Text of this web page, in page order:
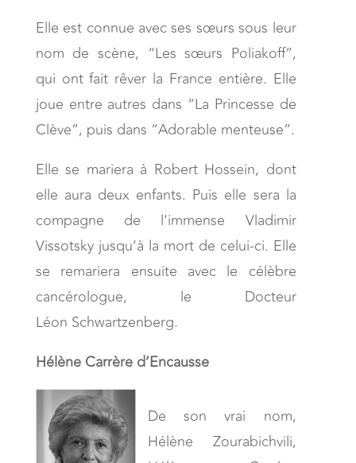
Elle est connue avec ses sœurs sous leur
nom de scène, “Les sœurs Poliakoff”,
qui ont fait rêver la France entière. Elle
joue entre autres dans “La Princesse de
Clève”, puis dans “Adorable menteuse”.
Elle se mariera à Robert Hossein, dont
elle aura deux enfants. Puis elle sera la
compagne de l’immense Vladimir
Vissotsky jusqu’à la mort de celui-ci. Elle
se remariera ensuite avec le célèbre
cancérologue, le Docteur
Léon Schwartzenberg.
Hélène Carrère d’Encausse
De son vrai nom,
Hélène Zourabichvili,